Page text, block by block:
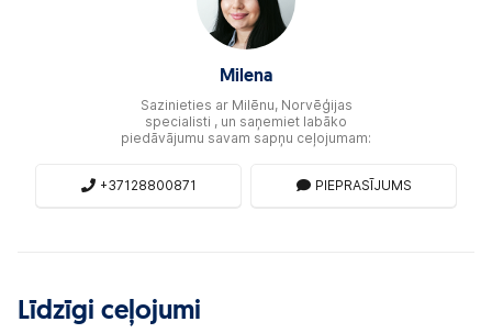
Milena
Sazinieties ar Milēnu, Norvēģijas
specialisti , un saņemiet labāko
piedāvājumu savam sapņu ceļojumam:
+37128800871 PIEPRASĪJUMS
Līdzīgi ceļojumi